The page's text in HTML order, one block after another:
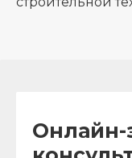
Онлайн-